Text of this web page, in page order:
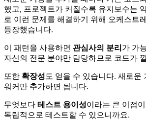
했고, 프로젝트가 커질수록 유지보수는
로 이런 문제를 해결하기 위해 오케스트
등장했습니다.
이 패턴을 사용하면 관심사의 분리 가 가
자신의 전문 분야만 담당하므로 코드가
또한 확장성도 얻을 수 있습니다. 새로운
워커만 추가하면 됩니다.
무엇보다 테스트 용이성이라는 큰 이점
독립적으로 테스트할 수 있으니까요.